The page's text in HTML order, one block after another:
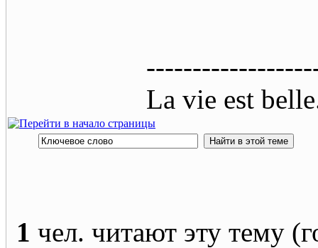
La vie est
1 чел. читают эту тему